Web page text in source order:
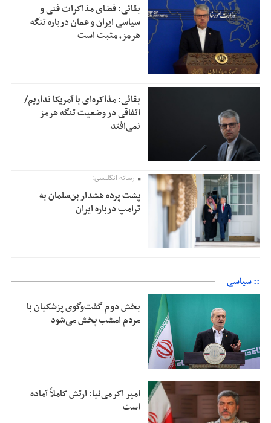
بقائی: فضای مذاکرات فنی و
سیاسی ایران و عمان درباره تنگه
هرمز، مثبت است
بقائی: مذاکره‌ای با آمریکا نداریم/
اتفاقی در وضعیت تنگه هرمز
نمی‌افتد
رسانه انگلیسی؛
پشت پرده هشدار بن‌سلمان به
ترامپ درباره ایران
:: سیاسی
بخش دوم گفت‌وگوی پزشکیان با
مردم امشب پخش می‌شود
امیر اکرمی‌نیا: ارتش کاملاً آماده
است